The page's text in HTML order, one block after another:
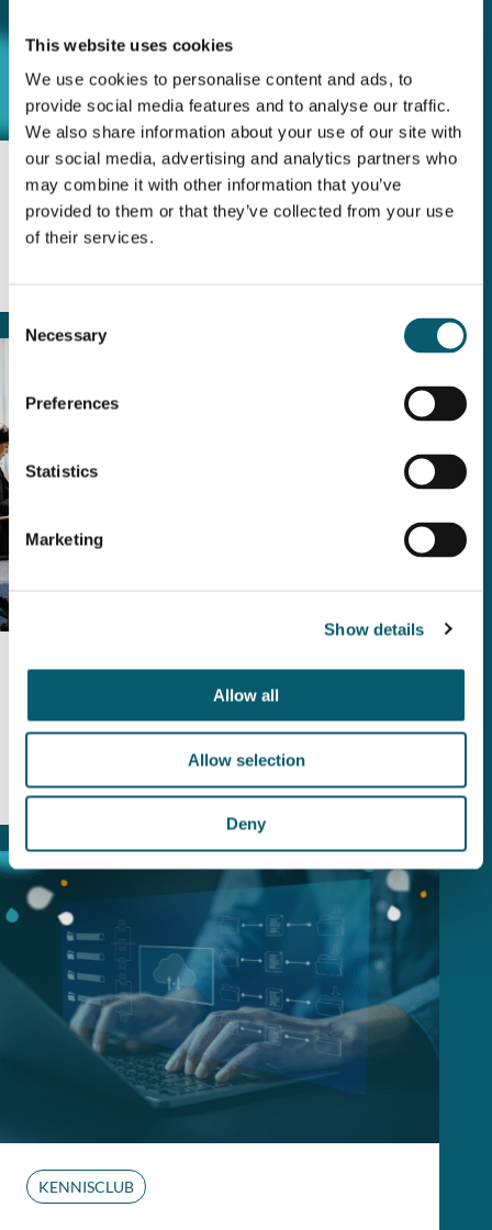
This website uses cookies
We use cookies to personalise content and ads, to
provide social media features and to analyse our traffic.
We also share information about your use of our site with
our social media, advertising and analytics partners who
may combine it with other information that you’ve
provided to them or that they’ve collected from your use
of their services.
Consent
Selection
Necessary
Preferences
Statistics
Marketing
Show details
Allow all
Allow selection
Deny
DITIOSI
Ditiosi aan het woord: Frank Mahn
KENNISCLUB
De 6 signalen dat je grip verliest op
projectdocumentatie
KENNISCLUB